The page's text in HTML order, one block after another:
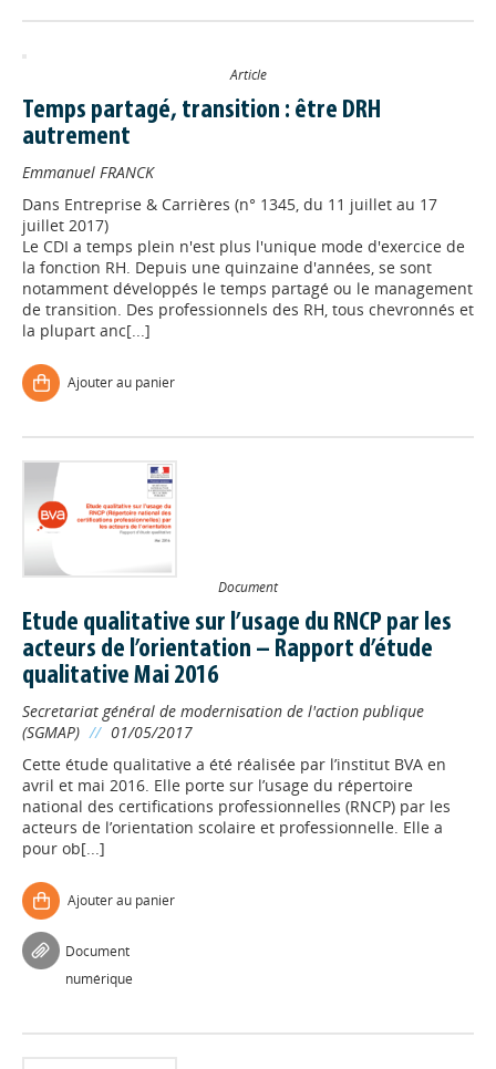
Article
Temps partagé, transition : être DRH
autrement
Emmanuel FRANCK
Dans Entreprise & Carrières (n° 1345, du 11 juillet au 17
juillet 2017)
Le CDI a temps plein n'est plus l'unique mode d'exercice de
la fonction RH. Depuis une quinzaine d'années, se sont
notamment développés le temps partagé ou le management
de transition. Des professionnels des RH, tous chevronnés et
la plupart anc[...]
Ajouter au panier
Document
Etude qualitative sur l’usage du RNCP par les
acteurs de l’orientation – Rapport d’étude
qualitative Mai 2016
Secretariat général de modernisation de l'action publique
(SGMAP) // 01/05/2017
Cette étude qualitative a été réalisée par l’institut BVA en
avril et mai 2016. Elle porte sur l’usage du répertoire
national des certifications professionnelles (RNCP) par les
acteurs de l’orientation scolaire et professionnelle. Elle a
pour ob[...]
Ajouter au panier
Document
numérique